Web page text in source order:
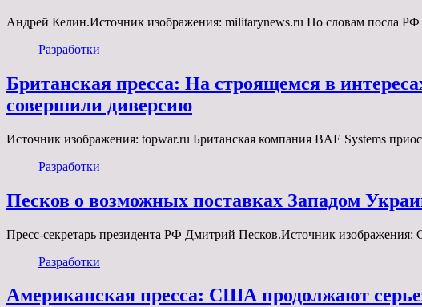
Андрей Келин.Источник изображения: militarynews.ru По словам посла
Разработки
Британская пресса: На строящемся в
совершили диверсию
Источник изображения: topwar.ru Британская компания BAE Systems
Разработки
Песков о возможных поставках Западом
Пресс-секретарь президента РФ Дмитрий Песков.Источник
Разработки
Американская пресса: США продолжают